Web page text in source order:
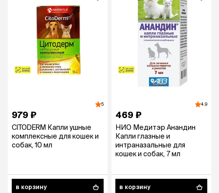
5
979 ₽
CITODERM Капли ушные
комплексные для кошек и
собак, 10 мл
в корзину
4.9
469 ₽
НИО Медитэр Анандин
Капли глазные и
интраназальные для
кошек и собак, 7 мл
в корзину